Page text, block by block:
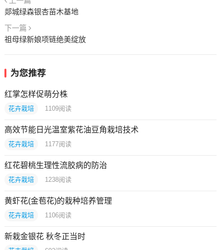
郯城绿森银杏苗木基地
下一篇
祖母绿新娘项链绝美绽放
为您推荐
红掌怎样促萌分株
花卉栽培 1109阅读
高效节能日光温室紫花油豆角栽培技术
花卉栽培 1177阅读
红花碧桃生理性流胶病的防治
花卉栽培 1238阅读
黄虾花(金苞花)的栽种培养管理
花卉栽培 1106阅读
新栽金银花 秋冬正当时